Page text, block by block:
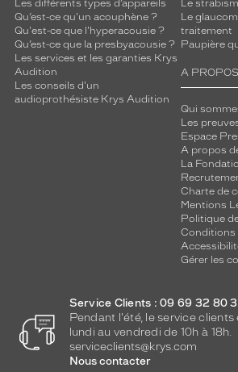
montage
Cerclé
Taille
monture
Marque
Swarovski
Les différents types d’appareils
Qu’est-ce qu'un acouphène ?
Qu'est-ce que l'hyperacousie ?
Qu’est-ce que la presbyacousie ?
Les services et les garanties Krys
Audition
Les conseils d'un
audioprothésiste Krys Audition
Le
Le
traitement
Paupière
A
Qui
Les
Espace
A propos
La
Charte de
Mentions
Politique
Conditions
Gérer les
Service Clients : 09 69 32 80
Pendant l'été, le service
lundi au vendredi de 10h à 18h.
serviceclients@krys.com
Nous contacter